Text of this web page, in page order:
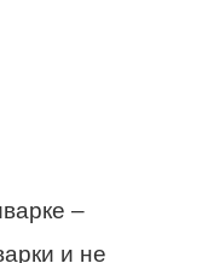
–
и не